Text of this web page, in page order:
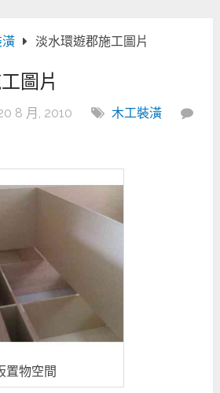
潢 淡水環遊郡施工圖片
圖片
8 月, 2010
木工裝潢
置物空間